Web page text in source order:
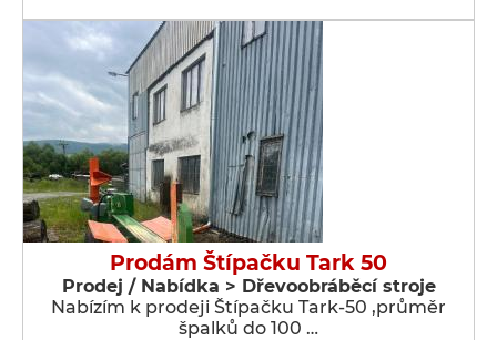
Prodám Štípačku Tark 50
Prodej / Nabídka > Dřevoobráběcí stroje
Nabízím k prodeji Štípačku Tark-50 ,průměr
špalků do 100 …